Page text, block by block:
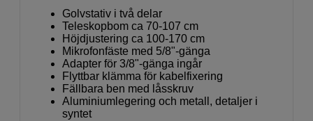
Golvstativ i två delar
Teleskopbom ca 70-107 cm
Höjdjustering ca 100-170 cm
Mikrofonfäste med 5/8"-gänga
Adapter för 3/8"-gänga ingår
Flyttbar klämma för kabelfixering
Fällbara ben med låsskruv
Aluminiumlegering och metall, detaljer i
syntet